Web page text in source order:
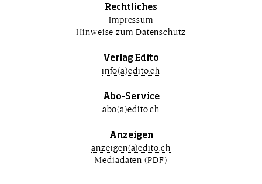
Rechtliches
Impressum
Hinweise zum Datenschutz
Verlag Edito
info(a)edito.ch
Abo-Service
abo(a)edito.ch
Anzeigen
anzeigen(a)edito.ch
Mediadaten(PDF)